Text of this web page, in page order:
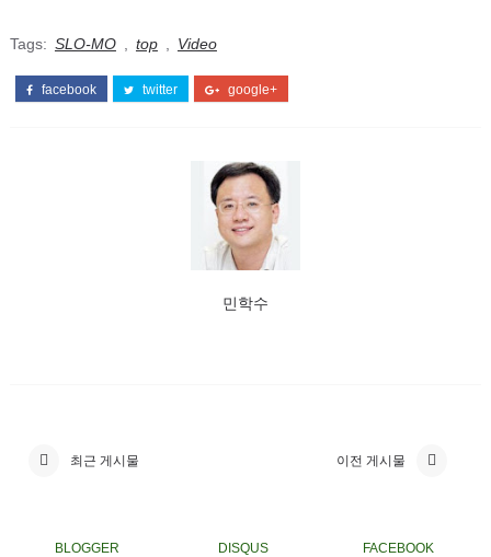
Tags: SLO-MO top Video
facebook twitter google+
민학수
최근 게시물 이전 게시물
BLOGGER DISQUS FACEBOOK